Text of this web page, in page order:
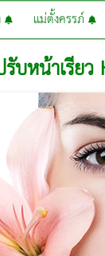
แม่ตั้งครรภ์
หน้าเรียว